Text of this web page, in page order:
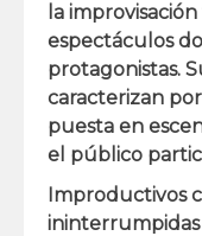
la improvisación
espectáculos
protagonistas.
caracterizan
puesta en
el público
Improductivos